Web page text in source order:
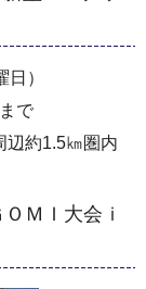
）
で
約1.5㎞圏内
ＭＩ大会ｉ